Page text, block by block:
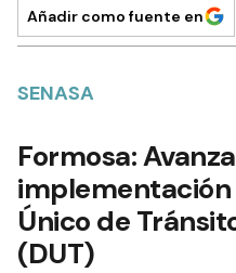
Añadir como fuente en
SENASA
Formosa:
Único de
(DUT)